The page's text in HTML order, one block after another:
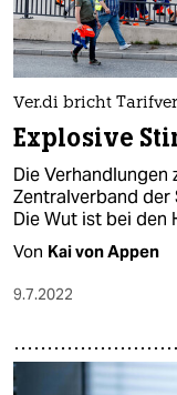
verlag
veranstaltungen
fragen & hilfe
unterstützen
abo
genossenschaft
Ver.di bricht
Explosive
Die Verhandlungen
Zentralverband der
Die Wut ist bei den
Von Kai von Appen
9.7.2022